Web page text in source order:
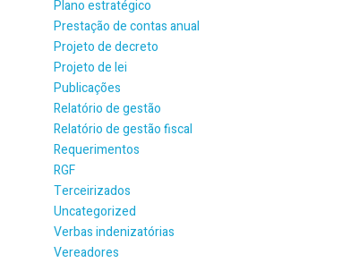
Plano estratégico
Prestação de contas anual
Projeto de decreto
Projeto de lei
Publicações
Relatório de gestão
Relatório de gestão fiscal
Requerimentos
RGF
Terceirizados
Uncategorized
Verbas indenizatórias
Vereadores